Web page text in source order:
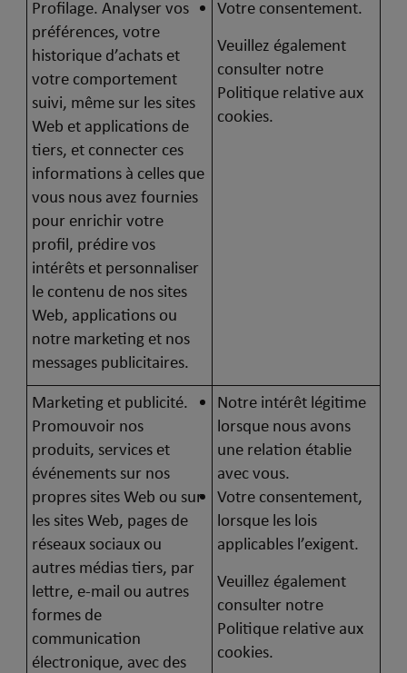
Profilage. Analyser vos
préférences, votre
historique d’achats et
votre comportement
suivi, même sur les sites
Web et applications de
tiers, et connecter ces
informations à celles que
vous nous avez fournies
pour enrichir votre
profil, prédire vos
intérêts et personnaliser
le contenu de nos sites
Web, applications ou
notre marketing et nos
messages publicitaires.
Votre consentement.
Veuillez également
consulter notre
Politique relative aux
cookies.
Marketing et publicité.
Promouvoir nos
produits, services et
événements sur nos
propres sites Web ou sur
les sites Web, pages de
réseaux sociaux ou
autres médias tiers, par
lettre, e-mail ou autres
formes de
communication
électronique, avec des
Notre intérêt légitime
lorsque nous avons
une relation établie
avec vous.
Votre consentement,
lorsque les lois
applicables l’exigent.
Veuillez également
consulter notre
Politique relative aux
cookies.